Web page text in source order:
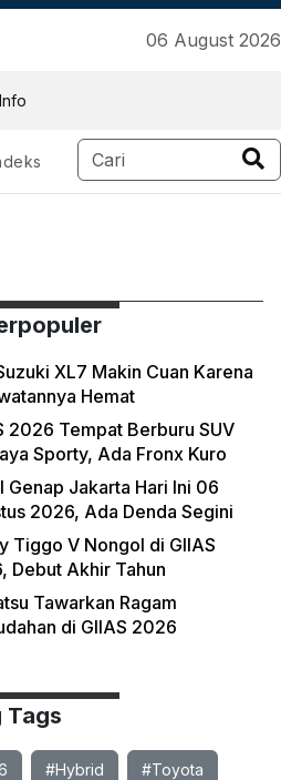
06 August 2026
Info
XL7 Makin Cuan Karena
Hemat
2026 Tempat Berburu SUV
Sporty, Ada Fronx Kuro
Genap Jakarta Hari Ini 06
2026, Ada Denda Segini
Tiggo V Nongol di GIIAS
Debut Akhir Tahun
Tawarkan Ragam
di GIIAS 2026
Tags
#Hybrid #Toyota